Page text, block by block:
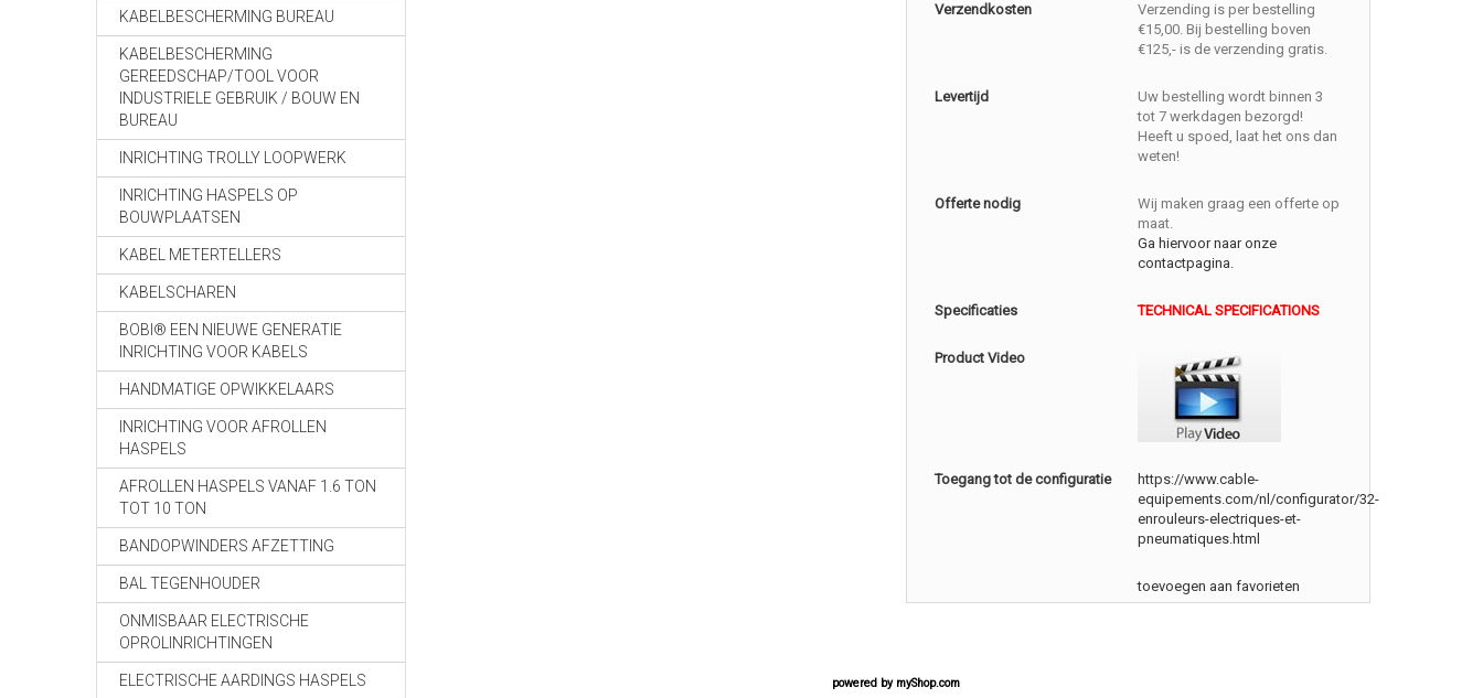
KABELBESCHERMING BUREAU
KABELBESCHERMING
GEREEDSCHAP/TOOL VOOR
INDUSTRIELE GEBRUIK / BOUW EN
BUREAU
INRICHTING TROLLY LOOPWERK
INRICHTING HASPELS OP
BOUWPLAATSEN
KABEL METERTELLERS
KABELSCHAREN
BOBI® EEN NIEUWE GENERATIE
INRICHTING VOOR KABELS
HANDMATIGE OPWIKKELAARS
INRICHTING VOOR AFROLLEN
HASPELS
AFROLLEN HASPELS VANAF 1.6 TON
TOT 10 TON
BANDOPWINDERS AFZETTING
BAL TEGENHOUDER
ONMISBAAR ELECTRISCHE
OPROLINRICHTINGEN
ELECTRISCHE AARDINGS HASPELS
Verzendkosten
Verzending is per bestelling
€15,00. Bij bestelling boven
€125,- is de verzending gratis.
Levertijd
Uw bestelling wordt binnen 3
tot 7 werkdagen bezorgd!
Heeft u spoed, laat het ons dan
weten!
Offerte nodig
Wij maken graag een offerte op
maat.
Ga hiervoor naar onze
contactpagina.
Specificaties TECHNICAL SPECIFICATIONS
Product Video
Toegang tot de configuratie
https://www.cable-
equipements.com/nl/configurator/32-
enrouleurs-electriques-et-
pneumatiques.html
toevoegen aan favorieten
powered by myShop.com